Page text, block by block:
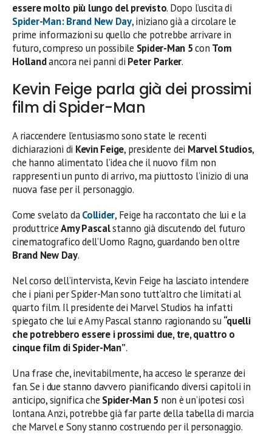
essere molto più lungo del previsto. Dopo l’uscita di
Spider-Man: Brand New Day, iniziano già a circolare le
prime informazioni su quello che potrebbe arrivare in
futuro, compreso un possibile Spider-Man 5con Tom
Hollandancora nei panni di Peter Parker.
Kevin Feige parla già dei prossimi
film di Spider-Man
A riaccendere l’entusiasmo sono state le recenti
dichiarazioni di Kevin Feige, presidente dei Marvel Studios,
che hanno alimentato l’idea che il nuovo film non
rappresenti un punto di arrivo, ma piuttosto l’inizio di una
nuova fase per il personaggio.
Come svelato daCollider, Feige ha raccontato che lui e la
produttriceAmy Pascalstanno già discutendo del futuro
cinematografico dell’Uomo Ragno, guardando ben oltre
Brand New Day.
Nel corso dell’intervista, Kevin Feige ha lasciato intendere
che i piani per Spider-Man sono tutt’altro che limitati al
quarto film. Il presidente dei Marvel Studios ha infatti
spiegato che lui e Amy Pascal stanno ragionando su“quelli
che potrebbero essere i prossimi due, tre, quattro o
cinque film di Spider-Man”.
Una frase che, inevitabilmente, ha acceso le speranze dei
fan. Se i due stanno davvero pianificando diversi capitoli in
anticipo, significa che Spider-Man 5 non è un’ipotesi così
lontana. Anzi, potrebbe già far parte della tabella di marcia
che Marvel e Sony stanno costruendo per il personaggio.